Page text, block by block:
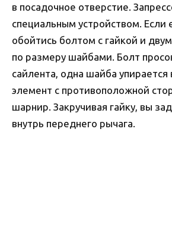
в посадочное отверстие.
специальным устройством. Если
обойтись болтом с гайкой и
по размеру шайбами. Болт
сайлента, одна шайба
элемент с противоположной
шарнир. Закручивая гайку, вы
внутрь переднего рычага.